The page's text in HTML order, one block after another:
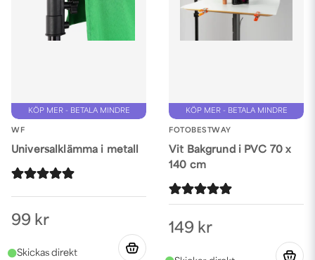
KÖP MER - BETALA MINDRE
WF
Universalklämma i metall
99 kr
KÖP MER - BETALA MINDRE
FOTOBESTWAY
Vit Bakgrund i PVC 70 x
140 cm
149 kr